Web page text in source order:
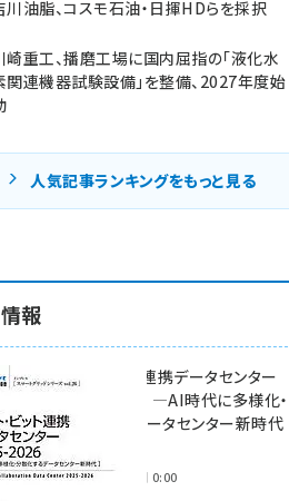
川油脂、コスモ石油・日揮HDらを採択
崎重工、播磨工場に国内屈指の「液化水
関連機器試験設備」を整備、2027年度始
人気記事ランキングをもっと見る
報
ワット・ビット連携データセンター
2025-2026 ―AI時代に多様化・
分散化するデータセンター新時代
2025年11月28日 0:00